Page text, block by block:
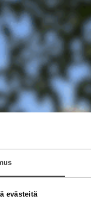
evästeitä